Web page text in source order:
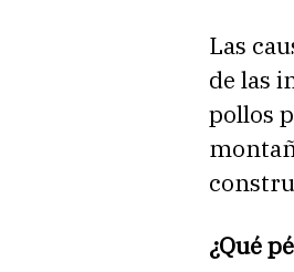
Las
de las
pollos
¿Qué